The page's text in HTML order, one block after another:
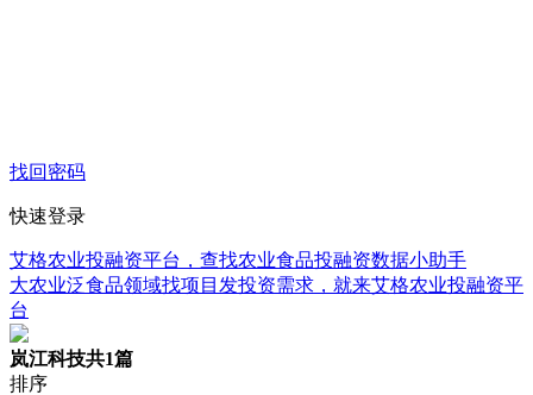
找回密码
快速登录
艾格农业投融资平台，查找农业食品投融资数据小助手
大农业泛食品领域找项目发投资需求，就来艾格农业投融资平
台
岚江科技共1篇
排序